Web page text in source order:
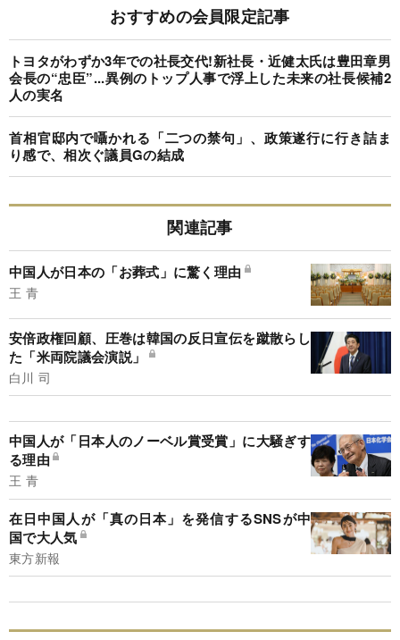
おすすめの会員限定記事
トヨタがわずか3年での社長交代!新社長・近健太氏は豊田章男
会長の“忠臣”...異例のトップ人事で浮上した未来の社長候補2
人の実名
首相官邸内で囁かれる「二つの禁句」、政策遂行に行き詰ま
り感で、相次ぐ議員Gの結成
関連記事
中国人が日本の「お葬式」に驚く理由
王 青
安倍政権回顧、圧巻は韓国の反日宣伝を蹴散らし
た「米両院議会演説」
白川 司
中国人が「日本人のノーベル賞受賞」に大騒ぎす
る理由
王 青
在日中国人が「真の日本」を発信するSNSが中
国で大人気
東方新報